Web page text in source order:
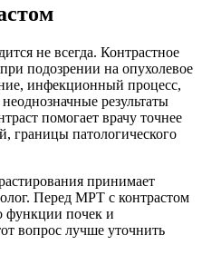
не всегда. Контрастное
подозрении на опухолевое
инфекционный процесс,
результаты
помогает врачу точнее
границы патологического
принимает
Перед МРТ с контрастом
функции почек и
вопрос лучше уточнить